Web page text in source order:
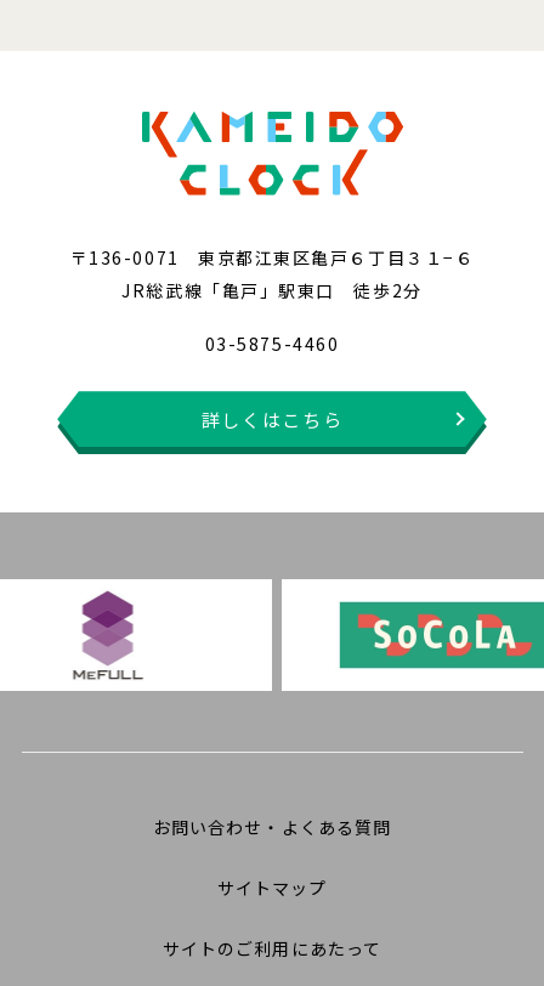
〒136-0071 東京都江東区亀戸６丁目３１−６
JR総武線「亀戸」駅東口 徒歩2分
03-5875-4460
詳しくはこちら
お問い合わせ・よくある質問
サイトマップ
サイトのご利用にあたって